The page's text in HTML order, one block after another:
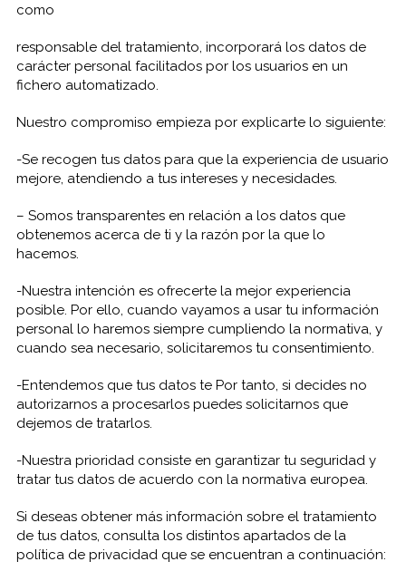
como
responsable del tratamiento, incorporará los datos de
carácter personal facilitados por los usuarios en un
fichero automatizado.
Nuestro compromiso empieza por explicarte lo siguiente:
-Se recogen tus datos para que la experiencia de usuario
mejore, atendiendo a tus intereses y necesidades.
– Somos transparentes en relación a los datos que
obtenemos acerca de ti y la razón por la que lo
hacemos.
-Nuestra intención es ofrecerte la mejor experiencia
posible. Por ello, cuando vayamos a usar tu información
personal lo haremos siempre cumpliendo la normativa, y
cuando sea necesario, solicitaremos tu consentimiento.
-Entendemos que tus datos te Por tanto, si decides no
autorizarnos a procesarlos puedes solicitarnos que
dejemos de tratarlos.
-Nuestra prioridad consiste en garantizar tu seguridad y
tratar tus datos de acuerdo con la normativa europea.
Si deseas obtener más información sobre el tratamiento
de tus datos, consulta los distintos apartados de la
política de privacidad que se encuentran a continuación: